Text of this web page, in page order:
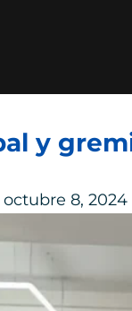
y
octubre 8, 2024